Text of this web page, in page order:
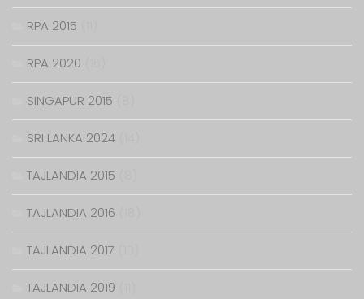
RPA 2015
RPA 2020
SINGAPUR 2015
SRI LANKA 2024
TAJLANDIA 2015
TAJLANDIA 2016
TAJLANDIA 2017
TAJLANDIA 2019